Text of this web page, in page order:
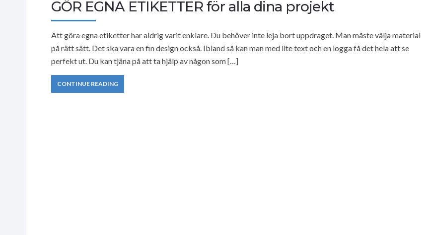
GÖR EGNA ETIKETTER för alla dina projekt
Att göra egna etiketter har aldrig varit enklare. Du behöver inte leja bort uppdraget. Man måste välja material
på rätt sätt. Det ska vara en fin design också. Ibland så kan man med lite text och en logga få det hela att se
perfekt ut. Du kan tjäna på att ta hjälp av någon som […]
CONTINUE READING